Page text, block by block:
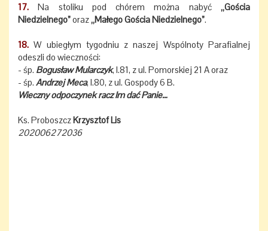
17. Na stoliku pod chórem można nabyć „Gościa
Niedzielnego”oraz„Małego Gościa Niedzielnego”.
18. W ubiegłym tygodniu z naszej Wspólnoty Parafialnej
odeszli do wieczności:
- śp. Bogusław Mularczyk, l.81, z ul. Pomorskiej 21 A oraz
- śp. Andrzej Meca, l.80, z ul. Gospody 6 B.
Wieczny odpoczynek racz Im dać Panie…
Ks. ProboszczKrzysztof Lis
202006272036